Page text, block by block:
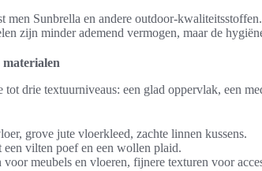
men Sunbrella en andere outdoor-
zijn minder ademend vermogen, maar de
drie textuurniveaus: een glad oppervlak, een
grove jute vloerkleed, zachte linnen kussens.
een vilten poef en een wollen plaid.
meubels en vloeren, fijnere texturen voor